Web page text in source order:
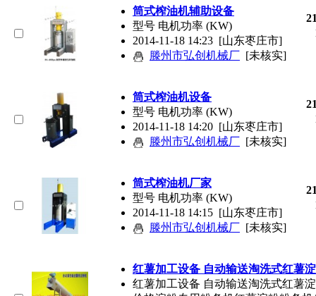
筒式榨油机辅助设备
型号 电机功率 (KW)
2014-11-18 14:23 [山东枣庄市]
滕州市弘创机械厂 [未核实]
筒式榨油机设备
型号 电机功率 (KW)
2014-11-18 14:20 [山东枣庄市]
滕州市弘创机械厂 [未核实]
筒式榨油机厂家
型号 电机功率 (KW)
2014-11-18 14:15 [山东枣庄市]
滕州市弘创机械厂 [未核实]
红薯加工设备 自动输送淘洗式红薯
红薯加工设备 自动输送淘洗式红薯